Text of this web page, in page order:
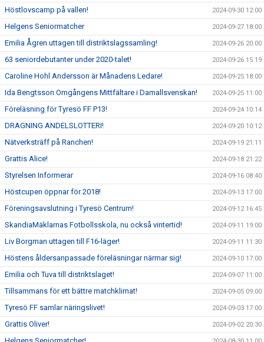
Höstlovscamp på vallen! 2024-09-30 12:00
Helgens Seniormatcher 2024-09-27 18:00
Emilia Ågren uttagen till distriktslagssamling! 2024-09-26 20:00
63 seniordebutanter under 2020-talet! 2024-09-26 15:19
Caroline Hohl Andersson är Månadens Ledare! 2024-09-25 18:00
Ida Bengtsson Omgångens Mittfältare i Damallsvenskan! 2024-09-25 11:00
Föreläsning för Tyresö FF P13! 2024-09-24 10:14
DRAGNING ANDELSLOTTERI! 2024-09-20 10:12
Nätverksträff på Ranchen! 2024-09-19 21:11
Grattis Alice! 2024-09-18 21:22
Styrelsen Informerar 2024-09-16 08:40
Höstcupen öppnar för 2018! 2024-09-13 17:00
Föreningsavslutning i Tyresö Centrum! 2024-09-12 16:45
SkandiaMäklarnas Fotbollsskola, nu också vintertid! 2024-09-11 19:00
Liv Borgman uttagen till F16-läger! 2024-09-11 11:30
Höstens åldersanpassade föreläsningar närmar sig! 2024-09-10 17:00
Emilia och Tuva till distriktslaget! 2024-09-07 11:00
Tillsammans för ett bättre matchklimat! 2024-09-05 09:00
Tyresö FF samlar näringslivet! 2024-09-03 17:00
Grattis Oliver! 2024-09-02 20:30